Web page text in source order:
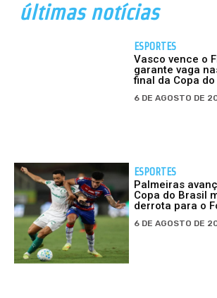
últimas notícias
ESPORTES
Vasco vence o
garante vaga
final da Copa
6 DE AGOSTO DE
ESPORTES
Palmeiras
Copa do Brasil
derrota para o
6 DE AGOSTO DE